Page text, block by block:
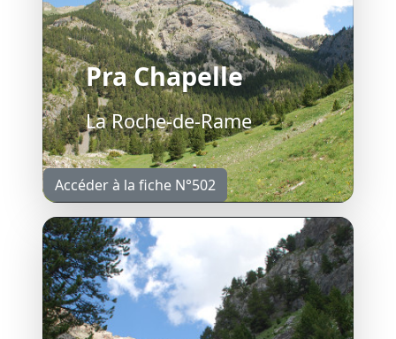
Pra Chapelle
La Roche-de-Rame
Accéder à la fiche N°502